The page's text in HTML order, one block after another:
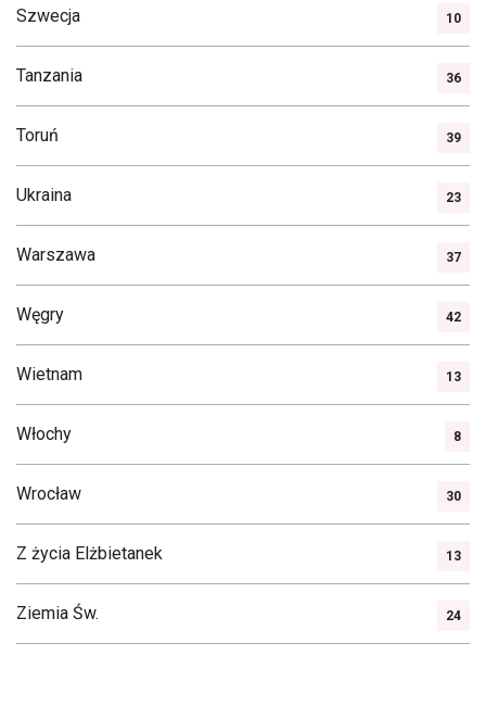
Szwecja 10
Tanzania 36
Toruń 39
Ukraina 23
Warszawa 37
Węgry 42
Wietnam 13
Włochy 8
Wrocław 30
Z życia Elżbietanek 13
Ziemia Św. 24